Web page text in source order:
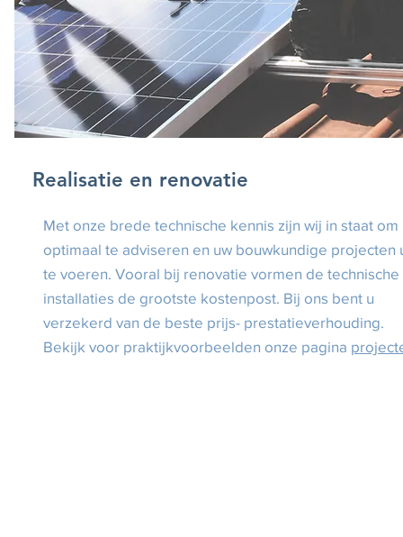
Realisatie en renovatie
Met onze brede technische kennis zijn wij in staat om
optimaal te adviseren en uw bouwkundige projecten
te voeren. Vooral bij renovatie vormen de technische
installaties de grootste kostenpost. Bij ons bent u
verzekerd van de beste prijs- prestatieverhouding.
Bekijk voor praktijkvoorbeelden onze pagina